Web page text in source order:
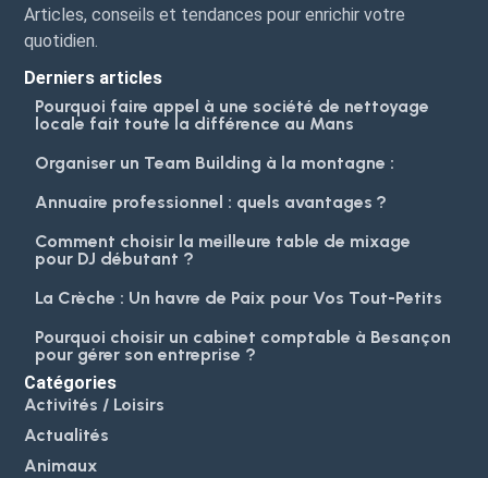
Articles, conseils et tendances pour enrichir votre
quotidien.
Derniers articles
Pourquoi faire appel à une société de nettoyage
locale fait toute la différence au Mans
Organiser un Team Building à la montagne :
Annuaire professionnel : quels avantages ?
Comment choisir la meilleure table de mixage
pour DJ débutant ?
La Crèche : Un havre de Paix pour Vos Tout-Petits
Pourquoi choisir un cabinet comptable à Besançon
pour gérer son entreprise ?
Catégories
Activités / Loisirs
Actualités
Animaux